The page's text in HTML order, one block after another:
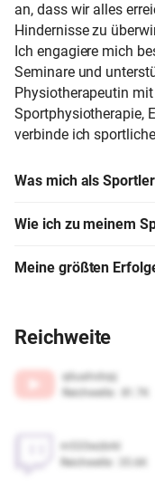
an, dass wir alles
Hindernisse zu
Ich engagiere mich
Seminare und
Physiotherapeutin
Sportphysiotherapie,
verbinde ich
Was mich als
Wie ich zu meinem
Meine größten
Reichweite
q6uatvdvpj
Reichweite
m533wzbrkl
Reichweite
35.6K